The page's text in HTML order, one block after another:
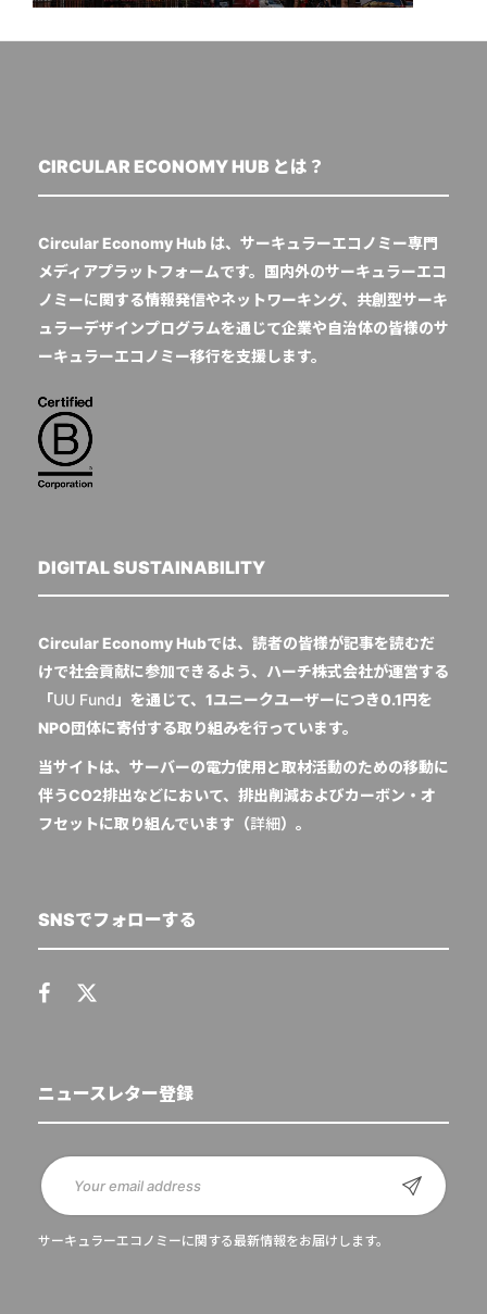
CIRCULAR ECONOMY HUB とは？
Circular Economy Hub は、サーキュラーエコノミー専門
メディアプラットフォームです。国内外のサーキュラーエコ
ノミーに関する情報発信やネットワーキング、共創型サーキ
ュラーデザインプログラムを通じて企業や自治体の皆様のサ
ーキュラーエコノミー移行を支援します。
DIGITAL SUSTAINABILITY
Circular Economy Hubでは、読者の皆様が記事を読むだ
けで社会貢献に参加できるよう、ハーチ株式会社が運営する
「UU Fund 」を通じて、1ユニークユーザーにつき0.1円を
NPO団体に寄付する取り組みを行っています。
当サイトは、サーバーの電力使用と取材活動のための移動に
伴うCO2排出などにおいて、排出削減およびカーボン・オ
フセットに取り組んでいます（詳細）。
SNSでフォローする
ニュースレター登録
サーキュラーエコノミーに関する最新情報をお届けします。